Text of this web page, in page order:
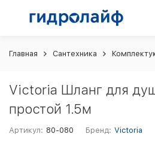
Главная Сантехника
Victoria Шланг для
простой 1.5м
Артикул: 80-080 Бренд: Victoria